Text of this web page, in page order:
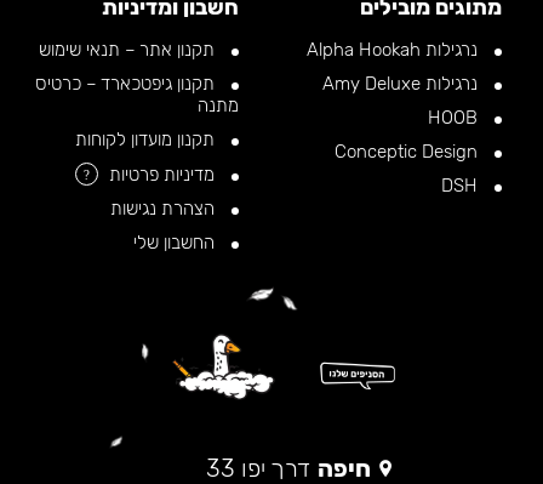
מתוגים מובילים
נרגילות Alpha Hookah
נרגילות Amy Deluxe
חשבון ומדיניות
תקנון אתר – תנאי שימוש
תקנון גיפטכארד – כרטיס
מתנה
תקנון מועדון לקוחות
מדיניות פרטיות
?
הצהרת נגישות
החשבון שלי
חיפה דרך יפו 33